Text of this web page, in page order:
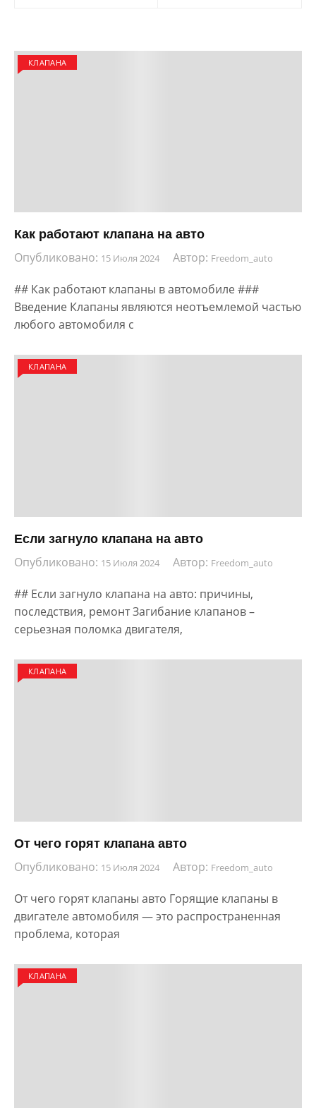
КЛАПАНА
Как работают клапана на авто
Опубликовано: 15 Июля 2024 Автор: Freedom_auto
## Как работают клапаны в автомобиле ###
Введение Клапаны являются неотъемлемой частью
любого автомобиля с
КЛАПАНА
Если загнуло клапана на авто
Опубликовано: 15 Июля 2024 Автор: Freedom_auto
## Если загнуло клапана на авто: причины,
последствия, ремонт Загибание клапанов –
серьезная поломка двигателя,
КЛАПАНА
От чего горят клапана авто
Опубликовано: 15 Июля 2024 Автор: Freedom_auto
От чего горят клапаны авто Горящие клапаны в
двигателе автомобиля — это распространенная
проблема, которая
КЛАПАНА